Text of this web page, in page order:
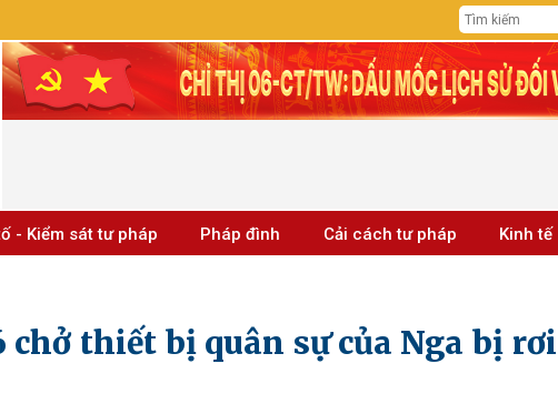
- Kiểm sát tư pháp Pháp đình Cải cách tư pháp Kinh tế
thiết bị quân sự của Nga bị rơi